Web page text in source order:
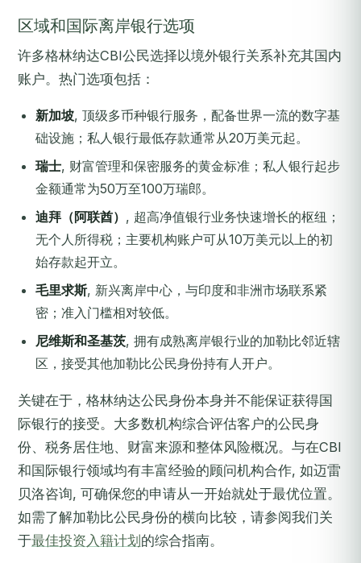
区域和国际离岸银行选项
许多格林纳达CBI公民选择以境外银行关系补充其国内
账户。热门选项包括：
新加坡, 顶级多币种银行服务，配备世界一流的数字基
础设施；私人银行最低存款通常从20万美元起。
瑞士, 财富管理和保密服务的黄金标准；私人银行起步
金额通常为50万至100万瑞郎。
迪拜（阿联酋） , 超高净值银行业务快速增长的枢纽；
无个人所得税；主要机构账户可从10万美元以上的初
始存款起开立。
毛里求斯, 新兴离岸中心，与印度和非洲市场联系紧
密；准入门槛相对较低。
尼维斯和圣基茨, 拥有成熟离岸银行业的加勒比邻近辖
区，接受其他加勒比公民身份持有人开户。
关键在于，格林纳达公民身份本身并不能保证获得国
际银行的接受。大多数机构综合评估客户的公民身
份、税务居住地、财富来源和整体风险概况。与在CBI
和国际银行领域均有丰富经验的顾问机构合作, 如迈雷
贝洛咨询, 可确保您的申请从一开始就处于最优位置。
如需了解加勒比公民身份的横向比较，请参阅我们关
于最佳投资入籍计划 的综合指南。